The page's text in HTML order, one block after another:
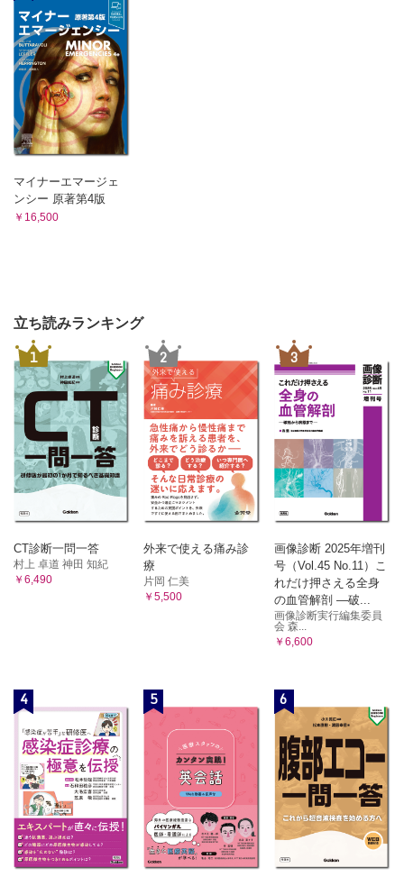
マイナーエマージェ
ンシー 原著第4版
￥16,500
立ち読みランキング
1
CT診断一問一答
村上 卓道 神田 知紀
￥6,490
2
外来で使える痛み診
療
片岡 仁美
￥5,500
3
画像診断 2025年増刊
号（Vol.45 No.11）こ
れだけ押さえる全身
の血管解剖 ―破...
画像診断実行編集委員
会 森...
￥6,600
4 5 6